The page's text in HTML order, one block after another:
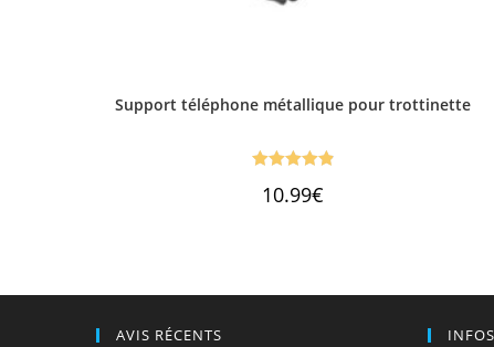
Support téléphone métallique pour trottinette
sur 5
10.99€
AVIS RÉCENTS